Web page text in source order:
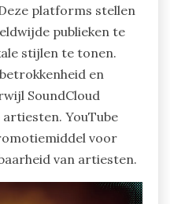
platforms stellen
publieken te
stijlen te tonen.
en
SoundCloud
YouTube
voor
van artiesten.